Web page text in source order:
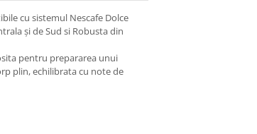
cu sistemul Nescafe Dolce
și de Sud si Robusta din
pentru prepararea unui
plin, echilibrata cu note de